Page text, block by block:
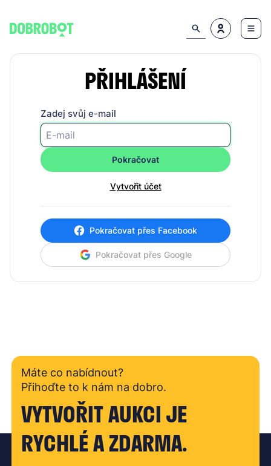
PŘIHLÁŠENÍ
Zadej svůj e-mail
Pokračovat
Vytvořit účet
Pokračovat přes Facebook
Pokračovat přes Google
Máte co nabídnout?
Přihoďte to k nám na dobro.
VYTVOŘIT AUKCI JE
RYCHLÉ A ZDARMA.